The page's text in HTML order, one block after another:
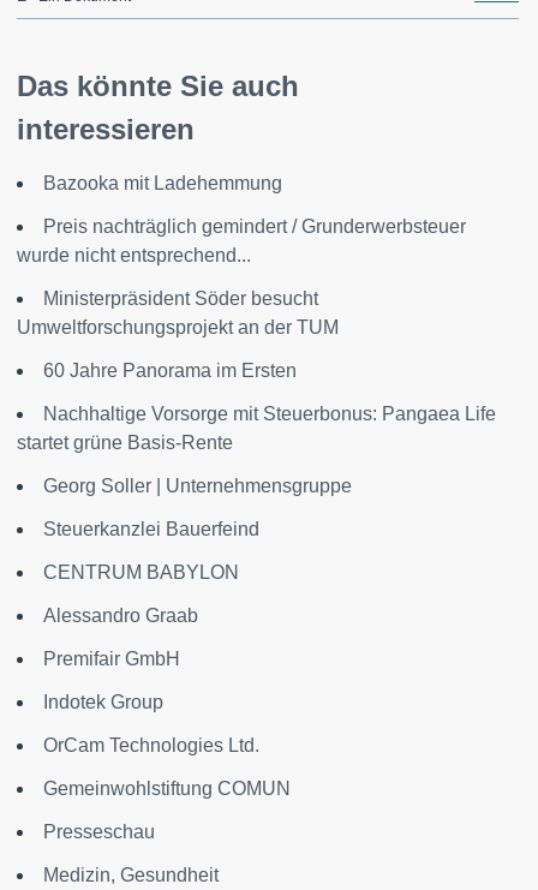
Das könnte Sie auch
interessieren
Bazooka mit Ladehemmung
Preis nachträglich gemindert / Grunderwerbsteuer
wurde nicht entsprechend...
Ministerpräsident Söder besucht
Umweltforschungsprojekt an der TUM
60 Jahre Panorama im Ersten
Nachhaltige Vorsorge mit Steuerbonus: Pangaea Life
startet grüne Basis-Rente
Georg Soller | Unternehmensgruppe
Steuerkanzlei Bauerfeind
CENTRUM BABYLON
Alessandro Graab
Premifair GmbH
Indotek Group
OrCam Technologies Ltd.
Gemeinwohlstiftung COMUN
Presseschau
Medizin, Gesundheit